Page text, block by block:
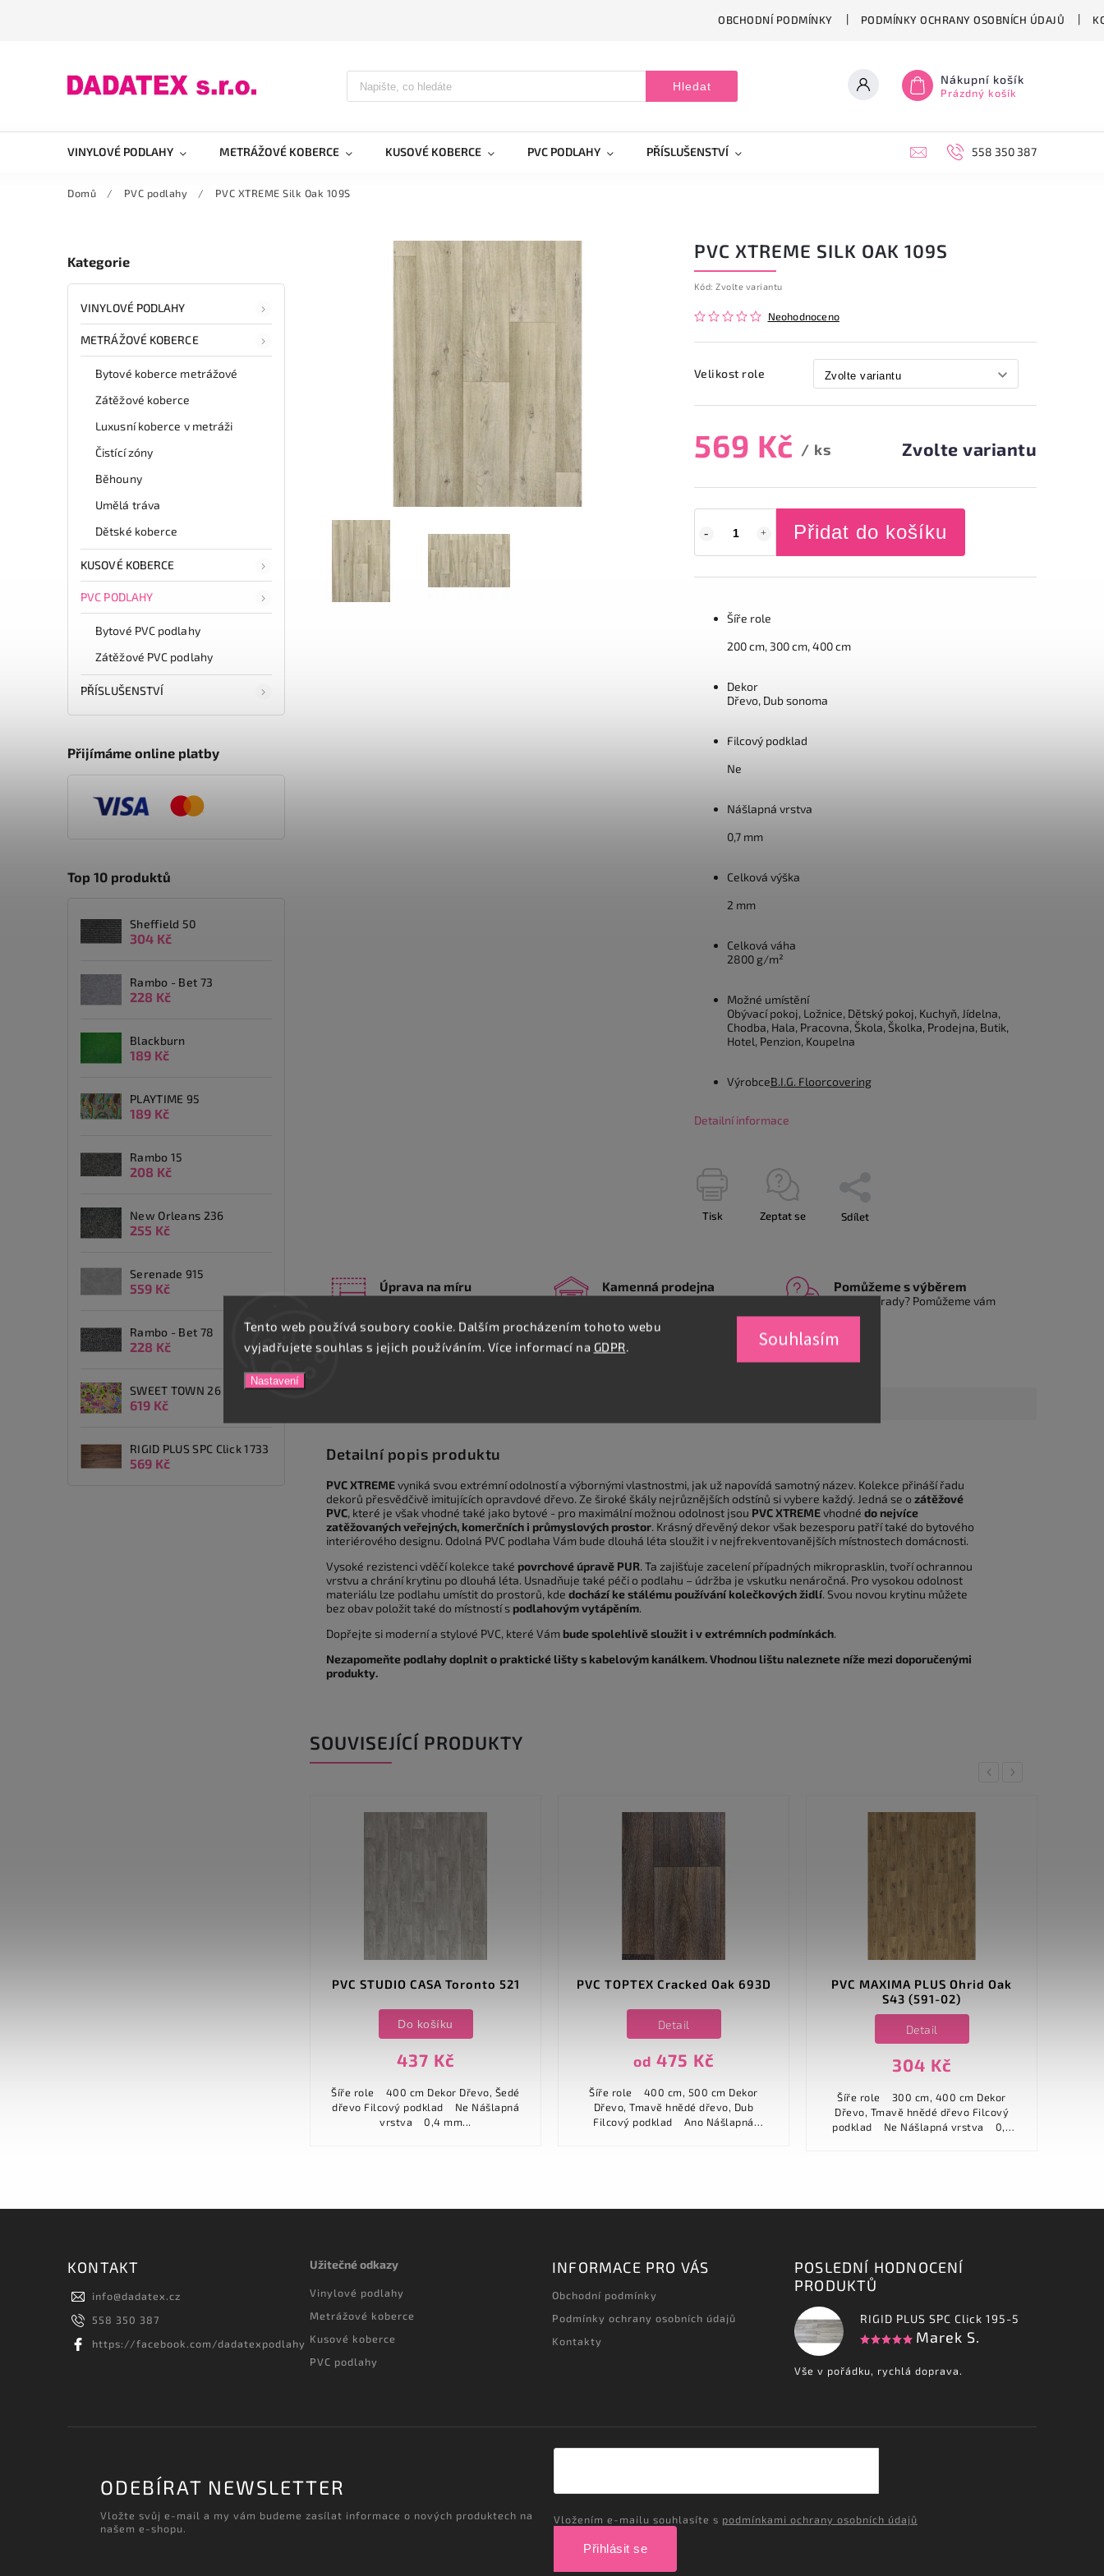
Tento web používá soubory cookie. Dalším procházením tohoto webu
vyjadřujete souhlas s jejich používáním. Více informací na GDPR.
Nastavení
Souhlasím
OBCHODNÍ PODMÍNKY PODMÍNKY OCHRANY OSOBNÍCH ÚDAJŮ
Hledat Nákupní košík
Prázdný košík
VINYLOVÉ PODLAHY METRÁŽOVÉ KOBERCE KUSOVÉ KOBERCE PVC PODLAHY PŘÍSLUŠENSTVÍ 558 350 387
Domů / PVC podlahy / PVC XTREME Silk Oak 109S
Kategorie
VINYLOVÉ PODLAHY
METRÁŽOVÉ KOBERCE
Bytové koberce metrážové
Zátěžové koberce
Luxusní koberce v metráži
Čistící zóny
Běhouny
Umělá tráva
Dětské koberce
KUSOVÉ KOBERCE
PVC PODLAHY
Bytové PVC podlahy
Zátěžové PVC podlahy
PŘÍSLUŠENSTVÍ
Přijímáme online platby
Top 10 produktů
Sheffield 50
304 Kč
Rambo - Bet 73
228 Kč
Blackburn
189 Kč
PLAYTIME 95
189 Kč
Rambo 15
208 Kč
New Orleans 236
255 Kč
Serenade 915
559 Kč
Rambo - Bet 78
228 Kč
SWEET TOWN 26
619 Kč
RIGID PLUS SPC Click 1733
569 Kč
PVC XTREME SILK OAK 109S
Kód: Zvolte variantu
Neohodnoceno
Velikost role
569 Kč / ks Zvolte variantu
Přidat do košíku
Šíře role
200 cm, 300 cm, 400 cm
Dekor
Dřevo, Dub sonoma
Filcový podklad
Ne
Nášlapná vrstva
0,7 mm
Celková výška
2 mm
Celková váha
2800 g/m²
Možné umístění
Obývací pokoj, Ložnice, Dětský pokoj, Kuchyň, Jídelna,
Chodba, Hala, Pracovna, Škola, Školka, Prodejna, Butik,
Hotel, Penzion, Koupelna
VýrobceB.I.G. Floorcovering
Detailní informace
Tisk Zeptat se Sdílet
Úprava na míru
Na koberce nebo PVC
Kamenná prodejna
Stovky podlah skladem
Pomůžeme s výběrem
Nevíte si rady? Pomůžeme vám
Detailní popis produktu
PVC XTREMEvyniká svou extrémní odolností a výbornými vlastnostmi, jak už napovídá samotný název. Kolekce přináší řadu
dekorů přesvědčivě imitujících opravdové dřevo. Ze široké škály nejrůznějších odstínů si vybere každý. Jedná se o zátěžové
PVC, které je však vhodné také jako bytové - pro maximální možnou odolnost jsou PVC XTREMEvhodné do nejvíce
zatěžovaných veřejných, komerčních i průmyslových prostor. Krásný dřevěný dekor však bezesporu patří také do bytového
interiérového designu. Odolná PVC podlaha Vám bude dlouhá léta sloužit i v nejfrekventovanějších místnostech domácnosti.
Vysoké rezistenci vděčí kolekce také povrchové úpravě PUR. Ta zajišťuje zacelení případných mikroprasklin, tvoří ochrannou
vrstvu a chrání krytinu po dlouhá léta. Usnadňuje také péči o podlahu – údržba je vskutku nenáročná. Pro vysokou odolnost
materiálu lze podlahu umístit do prostorů, kde dochází ke stálému používání kolečkových židlí. Svou novou krytinu můžete
bez obav položit také do místností s podlahovým vytápěním.
Dopřejte si moderní a stylové PVC, které Vám bude spolehlivě sloužit i v extrémních podmínkách.
Nezapomeňte podlahy doplnit o praktické lišty s kabelovým kanálkem. Vhodnou lištu naleznete níže mezi doporučenými
produkty.
SOUVISEJÍCÍ PRODUKTY
Previous
PVC STUDIO CASA Toronto 521
437 Kč
Do košíku
Šíře role 400 cm Dekor Dřevo, Šedé
dřevo Filcový podklad Ne Nášlapná
vrstva 0,4 mm...
PVC TOPTEX Cracked Oak 693D
od 475 Kč
Detail
Šíře role 400 cm, 500 cm Dekor
Dřevo, Tmavě hnědé dřevo, Dub
Filcový podklad Ano Nášlapná
PVC MAXIMA PLUS Ohrid Oak
S43 (591-02)
304 Kč
Detail
Šíře role 300 cm, 400 cm Dekor
Dřevo, Tmavě hnědé dřevo Filcový
podklad Ne Nášlapná vrstva 0,2
Next
KONTAKT
info@dadatex.cz
558 350 387
https://facebook.com/dadatexpodlahy
Užitečné odkazy
Vinylové podlahy
Metrážové koberce
Kusové koberce
PVC podlahy
INFORMACE PRO VÁS
Obchodní podmínky
Podmínky ochrany osobních údajů
Kontakty
POSLEDNÍ HODNOCENÍ
PRODUKTŮ
RIGID PLUS SPC Click 195-5
Marek S.
Vše v pořádku, rychlá doprava.
ODEBÍRAT NEWSLETTER
Vložte svůj e-mail a my vám budeme zasílat informace o nových produktech na
našem e-shopu.
Vložením e-mailu souhlasíte s podmínkami ochrany osobních údajů
Přihlásit se